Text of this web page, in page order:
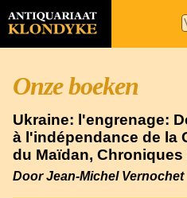
Onze boeken
Ukraine: l'engrenage:
à l'indépendance de la
du Maïdan, Chroniques
Door Jean-Michel Vernochet